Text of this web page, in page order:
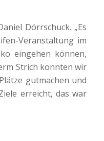
Dörrschuck. „Es
Veranstaltung im
eingehen können,
Strich konnten wir
gutmachen und
erreicht, das war